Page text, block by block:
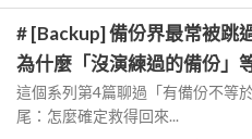
# [Backup] 備份界最常被跳
為什麼「沒演練過的備份」
這個系列第4篇聊過「有備份不等
尾：怎麼確定救得回來...